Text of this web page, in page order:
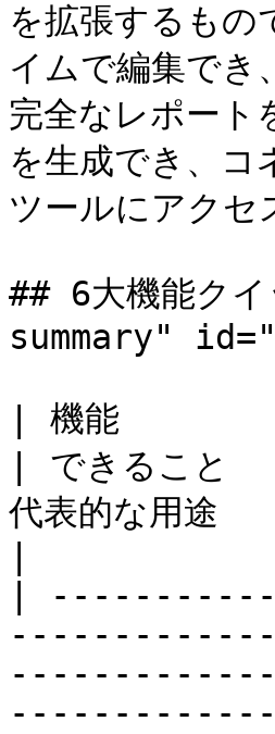
を拡張するも
イムで編集で
完全なレポート
を生成でき、
ツールにアクセ
## 6大機能ク
summary"
| 機能
| できる
代表的な用途
|